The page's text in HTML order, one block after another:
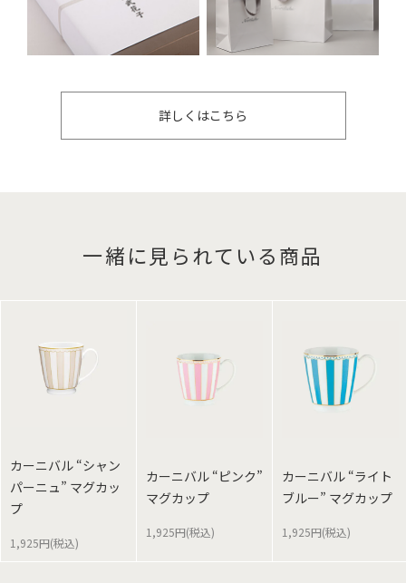
詳しくはこちら
一緒に見られている商品
カーニバル “シャン
パーニュ” マグカッ
プ
1,925円(税込)
カーニバル “ピンク”
マグカップ
1,925円(税込)
カーニバル “ライト
ブルー” マグカップ
1,925円(税込)